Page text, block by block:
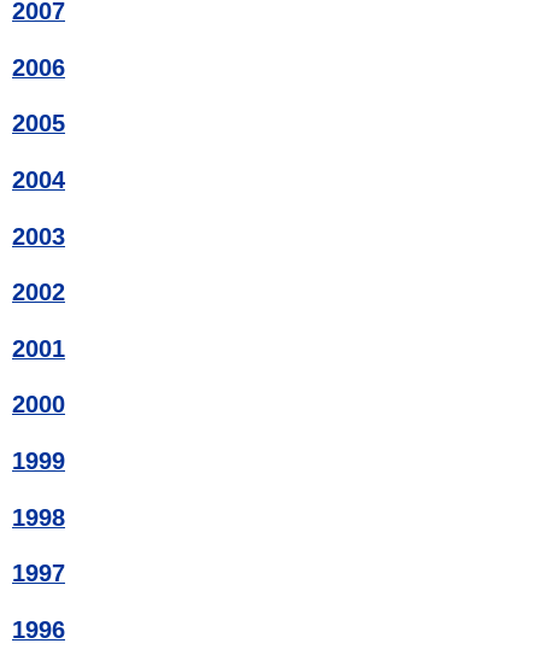
2007
2006
2005
2004
2003
2002
2001
2000
1999
1998
1997
1996